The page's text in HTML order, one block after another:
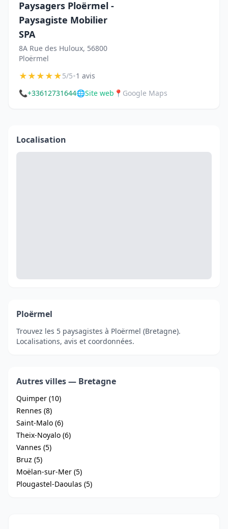
Paysagers Ploërmel -
Paysagiste Mobilier
SPA
8A Rue des Huloux, 56800
Ploërmel
★★★★★5/5•1 avis
📞+33612731644🌐Site web 📍 Google Maps
Localisation
Ploërmel
Trouvez les 5 paysagistes à Ploërmel (Bretagne).
Localisations, avis et coordonnées.
Autres villes — Bretagne
Quimper (10)
Rennes (8)
Saint-Malo (6)
Theix-Noyalo (6)
Vannes (5)
Bruz (5)
Moëlan-sur-Mer (5)
Plougastel-Daoulas (5)